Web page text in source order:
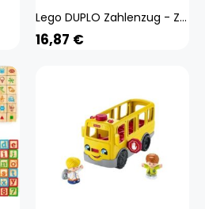
Lego DUPLO Zahlenzug - Zählen lernen, Zug Spielzeug, Lernspielzeug für Kinder ab 1, 5 Jahren, Baby Spielzeug für Mädchen und Jungen 10954
16,87 €